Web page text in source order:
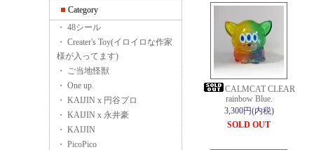
Category
・ 48シール
・ Creater's Toy(イロイロな作家
様が入ってます)
・ ご当地怪獣
・ One up.
・ KAIJIN x 円谷プロ
・ KAIJIN x 永井豪
・ KAIJIN
・ PicoPico
CALMCAT CLEAR
rainbow Blue.
3,300円(内税)
SOLD OUT